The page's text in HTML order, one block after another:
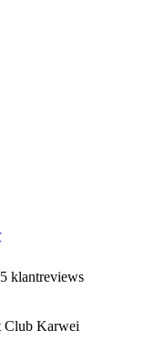
klantreviews
Club Karwei